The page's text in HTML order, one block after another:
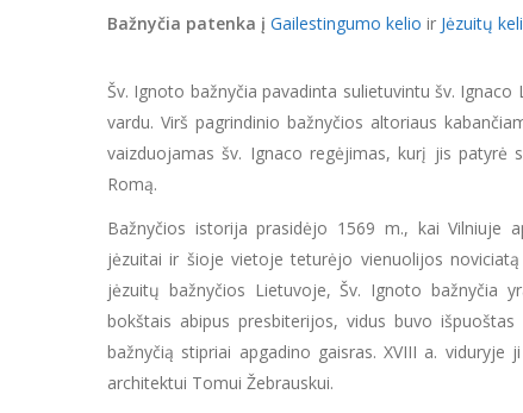
Bažnyčia patenka į Gailestingumo kelio ir Jėzuitų
Šv. Ignoto bažnyčia pavadinta sulietuvintu šv.
vardu. Virš pagrindinio bažnyčios altoriaus
vaizduojamas šv. Ignaco regėjimas, kurį jis patyrė
Romą.
Bažnyčios istorija prasidėjo 1569 m., kai Vilniuje
jėzuitai ir šioje vietoje teturėjo vienuolijos
jėzuitų bažnyčios Lietuvoje, Šv. Ignoto bažnyčia
bokštais abipus presbiterijos, vidus buvo
bažnyčią stipriai apgadino gaisras. XVIII a. viduryje
architektui Tomui Žebrauskui.